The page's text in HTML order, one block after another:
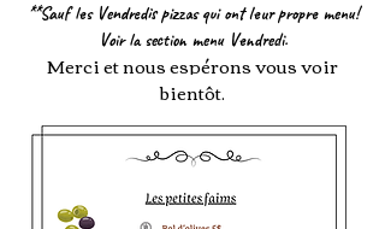
**Sauf les Vendredis pizzas qui ont leur propre menu!
Voir la section menu Vendredi.
Merci et nous espérons vous voir
bientôt.